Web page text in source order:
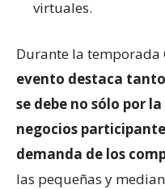
virtuales.
Durante la temporada
evento destaca
se debe no sólo por
negocios
demanda de los
las pequeñas y